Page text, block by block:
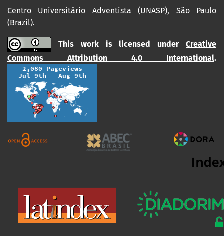
Centro Universitário Adventista (UNASP), São Paulo
(Brazil).
This work is licensed under Creative
Commons Attribution 4.0 International.